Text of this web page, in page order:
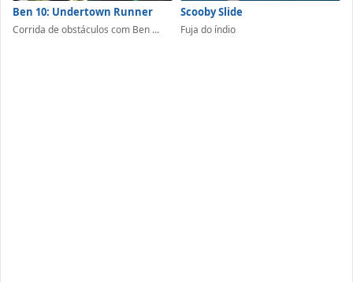
Ben 10: Undertown Runner
Corrida de obstáculos com Ben ...
Scooby Slide
Fuja do índio